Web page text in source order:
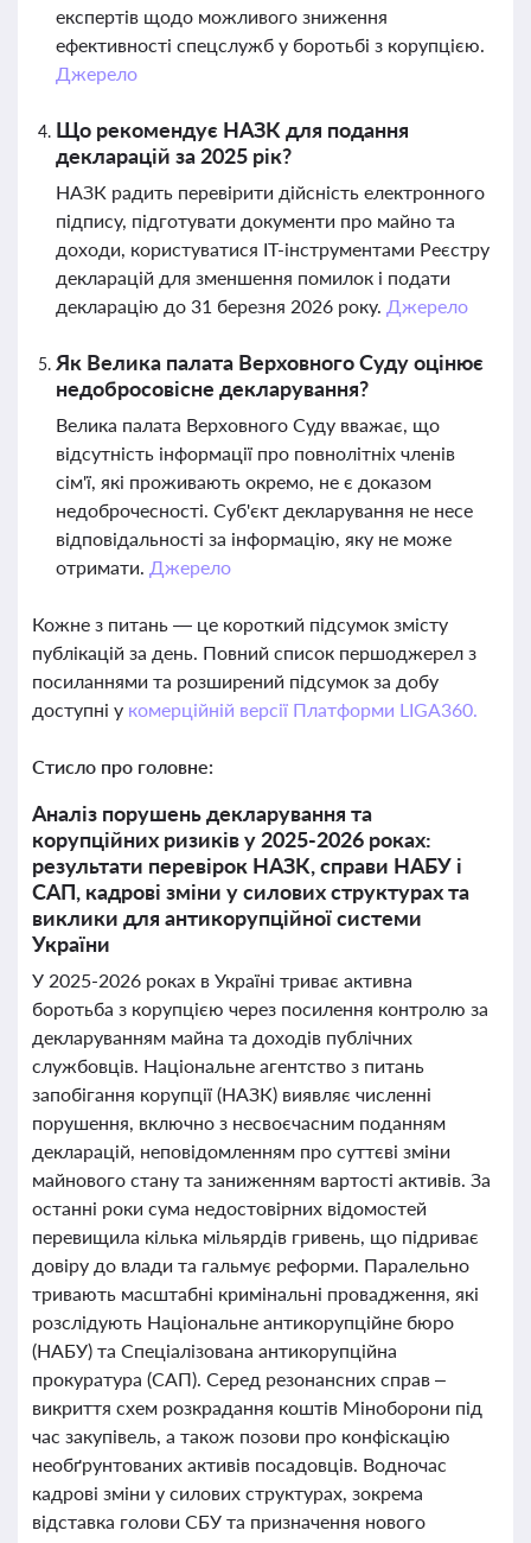
експертів щодо можливого зниження
ефективності спецслужб у боротьбі з корупцією.
Джерело
Що рекомендує НАЗК для подання
декларацій за 2025 рік?
НАЗК радить перевірити дійсність електронного
підпису, підготувати документи про майно та
доходи, користуватися ІТ-інструментами Реєстру
декларацій для зменшення помилок і подати
декларацію до 31 березня 2026 року. Джерело
Як Велика палата Верховного Суду оцінює
недобросовісне декларування?
Велика палата Верховного Суду вважає, що
відсутність інформації про повнолітніх членів
сім'ї, які проживають окремо, не є доказом
недоброчесності. Суб'єкт декларування не несе
відповідальності за інформацію, яку не може
отримати. Джерело
Кожне з питань — це короткий підсумок змісту
публікацій за день. Повний список першоджерел з
посиланнями та розширений підсумок за добу
доступні у комерційній версії Платформи LIGA360.
Стисло про головне:
Аналіз порушень декларування та
корупційних ризиків у 2025-2026 роках:
результати перевірок НАЗК, справи НАБУ і
САП, кадрові зміни у силових структурах та
виклики для антикорупційної системи
України
У 2025-2026 роках в Україні триває активна
боротьба з корупцією через посилення контролю за
декларуванням майна та доходів публічних
службовців. Національне агентство з питань
запобігання корупції (НАЗК) виявляє численні
порушення, включно з несвоєчасним поданням
декларацій, неповідомленням про суттєві зміни
майнового стану та заниженням вартості активів. За
останні роки сума недостовірних відомостей
перевищила кілька мільярдів гривень, що підриває
довіру до влади та гальмує реформи. Паралельно
тривають масштабні кримінальні провадження, які
розслідують Національне антикорупційне бюро
(НАБУ) та Спеціалізована антикорупційна
прокуратура (САП). Серед резонансних справ –
викриття схем розкрадання коштів Міноборони під
час закупівель, а також позови про конфіскацію
необґрунтованих активів посадовців. Водночас
кадрові зміни у силових структурах, зокрема
відставка голови СБУ та призначення нового